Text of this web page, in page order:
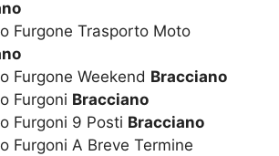
Furgone Trasporto Moto
Furgone Weekend Bracciano
Furgoni Bracciano
Furgoni 9 Posti Bracciano
Furgoni A Breve Termine